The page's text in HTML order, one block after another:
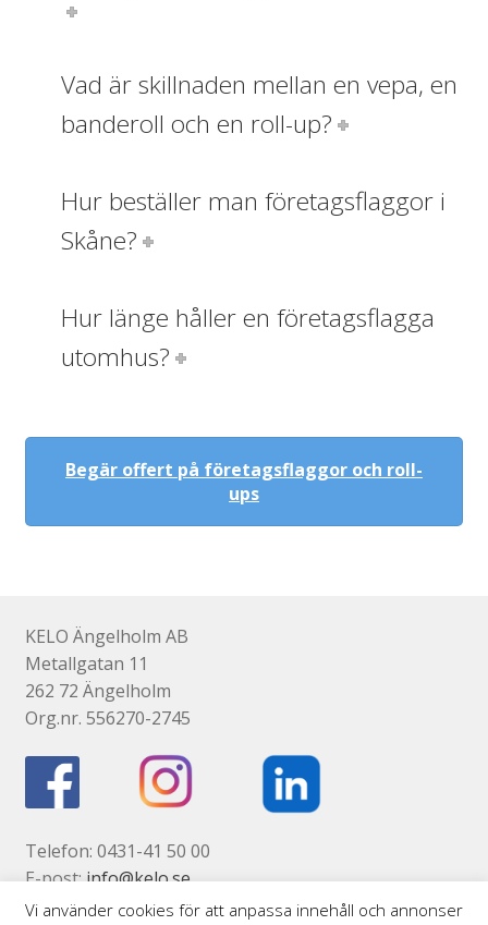
Vad är skillnaden mellan en vepa, en
banderoll och en roll-up?
Hur beställer man företagsflaggor i
Skåne?
Hur länge håller en företagsflagga
utomhus?
Begär offert på företagsflaggor och roll-
ups
KELO Ängelholm AB
Metallgatan 11
262 72 Ängelholm
Org.nr. 556270-2745
Telefon: 0431-41 50 00
E-post:info@kelo.se
Kontaktsida
Vi använder cookies för att anpassa innehåll och annonser